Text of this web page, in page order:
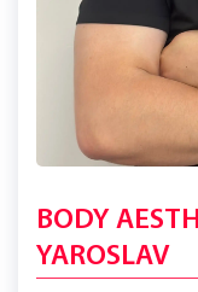
BODY
YAROSLAV